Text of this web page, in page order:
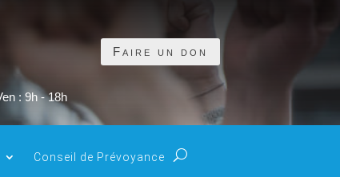
Faire un don
: 9h - 18h
Conseil de Prévoyance